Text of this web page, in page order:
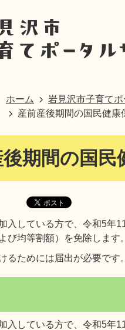
ホーム 岩見沢市子育てポ
産前産後期間の国民健康
期間の国民
入している方で、令和5年
び均等割額）を免除します。
るためには届出が必要です。
入している方で、令和5年